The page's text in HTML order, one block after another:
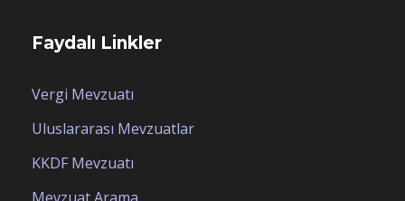
Faydalı Linkler
Vergi Mevzuatı
Uluslararası Mevzuatlar
KKDF Mevzuatı
Mevzuat Arama